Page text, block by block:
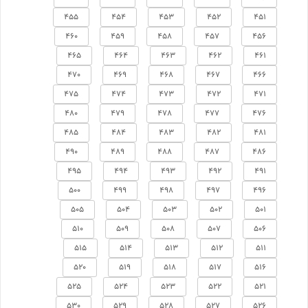
451
452
453
454
455
456
457
458
459
460
461
462
463
464
465
466
467
468
469
470
471
472
473
474
475
476
477
478
479
480
481
482
483
484
485
486
487
488
489
490
491
492
493
494
495
496
497
498
499
500
501
502
503
504
505
506
507
508
509
510
511
512
513
514
515
516
517
518
519
520
521
522
523
524
525